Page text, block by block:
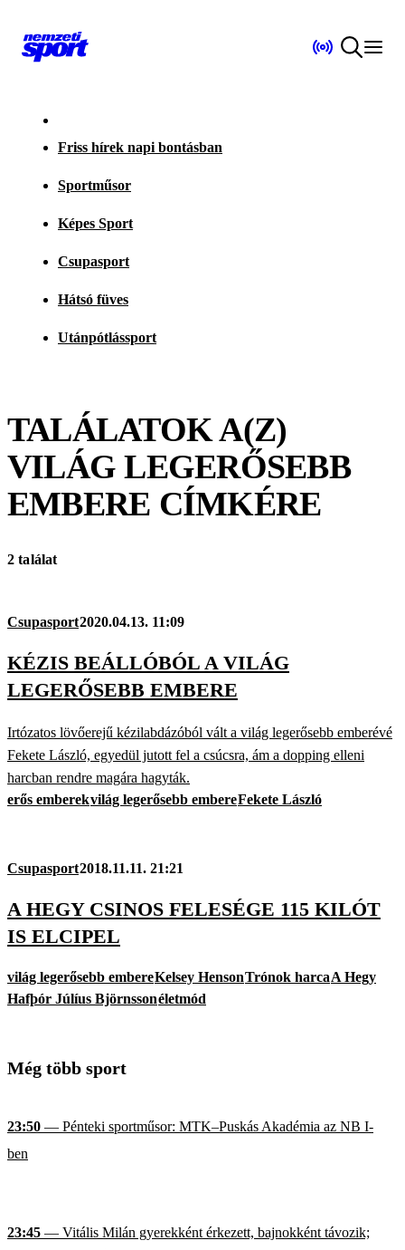
Friss hírek napi bontásban
Sportműsor
Képes Sport
Csupasport
Hátsó füves
Utánpótlássport
TALÁLATOK A(Z)
VILÁG LEGERŐSEBB
EMBERE CÍMKÉRE
2 találat
Csupasport2020.04.13. 11:09
KÉZIS BEÁLLÓBÓL A VILÁG
LEGERŐSEBB EMBERE
Irtózatos lövőerejű kézilabdázóból vált a világ legerősebb emberévé
Fekete László, egyedül jutott fel a csúcsra, ám a dopping elleni
harcban rendre magára hagyták.
erős emberekvilág legerősebb embereFekete László
Csupasport2018.11.11. 21:21
A HEGY CSINOS FELESÉGE 115 KILÓT
IS ELCIPEL
világ legerősebb embereKelsey HensonTrónok harcaA Hegy
Hafþór Júlíus Björnssonéletmód
Még több sport
23:50 — Pénteki sportműsor: MTK–Puskás Akadémia az NB I-
ben
23:45 — Vitális Milán gyerekként érkezett, bajnokként távozik;